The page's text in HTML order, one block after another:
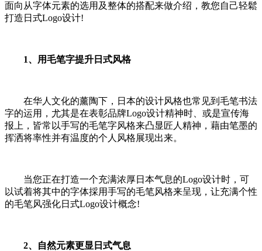
面向从字体元素的选用及整体的搭配来做介绍，教您自己轻鬆
打造日式Logo设计!
1、用毛笔字提升日式风格
在华人文化的薰陶下，日本的设计风格也常见到毛笔书法
字的运用，尤其是在表彰品牌Logo设计精神时、或是宣传海
报上，皆常以手写的毛笔字风格来凸显匠人精神，藉由笔墨的
挥洒将率性并有温度的个人风格展现出来。
当您正在打造一个充满浓厚日本气息的Logo设计时，可
以试着将其中的字体採用手写的毛笔风格来呈现，让充满个性
的毛笔风强化日式Logo设计概念!
2、自然元素更显日式气息